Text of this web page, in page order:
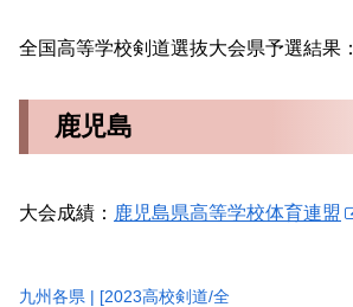
全国高等学校剣道選抜大会県予選結果：
鹿児島
大会成績： 鹿児島県高等学校体育連盟
九州各県 | [2023高校剣道/全